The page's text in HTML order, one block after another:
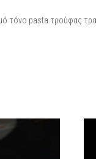
τόνο pasta τρούφας
“KIKKO